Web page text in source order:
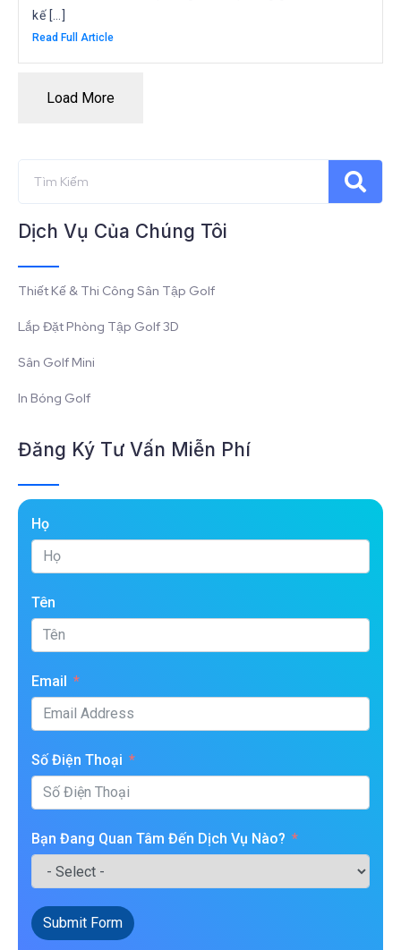
kế […]
Read Full Article
Load More
Dịch Vụ Của Chúng Tôi
Thiết Kế & Thi Công Sân Tập Golf
Lắp Đặt Phòng Tập Golf 3D
Sân Golf Mini
In Bóng Golf
Đăng Ký Tư Vấn Miễn Phí
Họ
Tên
Email
Số Điện Thoại
Bạn Đang Quan Tâm Đến Dịch Vụ Nào?
Submit Form